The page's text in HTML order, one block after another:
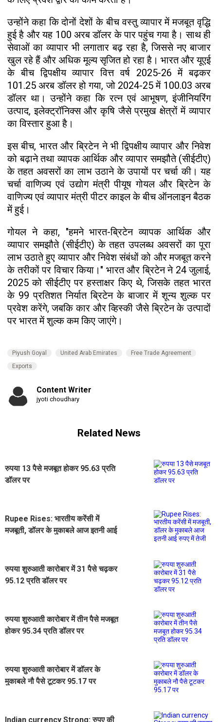
उन्होंने कहा कि दोनों देशों के बीच वस्तु व्यापार में मजबूत वृद्धि
हुई है और यह 100 अरब डॉलर के पार पहुंच गया है। साथ ही
सेवाओं का व्यापार भी लगातार बढ़ रहा है, जिससे नए बाजार
खुल रहे हैं और अधिक मूल्य सृजित हो रहा है। भारत और यूएई
के बीच द्विपक्षीय व्यापार वित्त वर्ष 2025-26 में बढ़कर
101.25 अरब डॉलर हो गया, जो 2024-25 में 100.03 अरब
डॉलर था। उन्होंने कहा कि रत्न एवं आभूषण, इंजीनियरिंग
उत्पाद, इलेक्ट्रॉनिक्स और कृषि जैसे प्रमुख क्षेत्रों में व्यापार
का विस्तार हुआ है।
इस बीच, भारत और ब्रिटेन ने भी द्विपक्षीय व्यापार और निवेश
को बढ़ाने तथा व्यापक आर्थिक और व्यापार समझौते (सीईटीए)
के तहत अवसरों का लाभ उठाने के उपायों पर चर्चा की। यह
चर्चा वाणिज्य एवं उद्योग मंत्री पीयूष गोयल और ब्रिटेन के
वाणिज्य एवं व्यापार मंत्री पीटर काइल के बीच ऑनलाइन बैठक
में हुई।
गोयल ने कहा, "हमने भारत-ब्रिटेन व्यापक आर्थिक और
व्यापार समझौते (सीईटीए) के तहत उपलब्ध अवसरों का पूरा
लाभ उठाते हुए व्यापार और निवेश संबंधों को और मजबूत करने
के तरीकों पर विचार किया।" भारत और ब्रिटेन ने 24 जुलाई,
2025 को सीईटीए पर हस्ताक्षर किए थे, जिसके तहत भारत
के 99 प्रतिशत निर्यात ब्रिटेन के बाजार में शून्य शुल्क पर
प्रवेश करेंगे, जबकि कार और व्हिस्की जैसे ब्रिटेन के उत्पादों
पर भारत में शुल्क कम किए जाएंगे।
Piyush Goyal United Arab Emirates
Free Trade Agreement
Exports
Content Writer
jyoti choudhary
Related News
रुपया 13 पैसे मजबूत होकर 95.63 प्रति
डॉलर पर
Rupee Rises: भारतीय करेंसी में
मजबूती, डॉलर के मुकाबले आज इतनी आई
रुपया शुरुआती कारोबार में 31 पैसे चढ़कर
95.12 प्रति डॉलर पर
रुपया शुरुआती कारोबार में तीन पैसे मजबूत
होकर 95.34 प्रति डॉलर पर
रुपया शुरुआती कारोबार में डॉलर के
मुकाबले नौ पैसे टूटकर 95.17 पर
Indian currency Strong: रुपए की